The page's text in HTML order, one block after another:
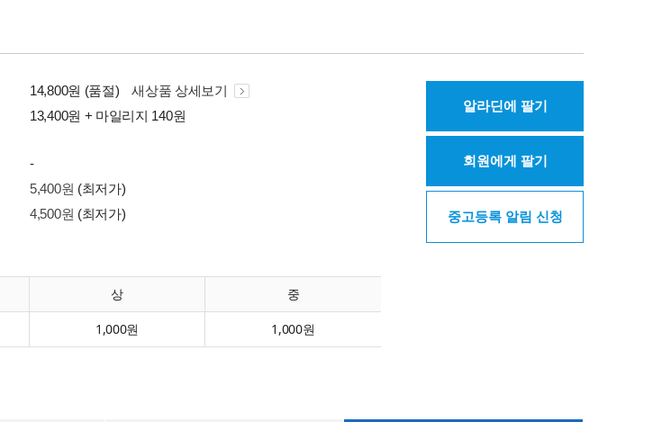
14,800원 (품절)
새상품 상세보기
13,400원 + 마일리지 140원
-
5,400원 (최저가)
4,500원 (최저가)
상 중
1,000원 1,000원
알라딘에 팔기
회원에게 팔기
중고등록 알림 신청